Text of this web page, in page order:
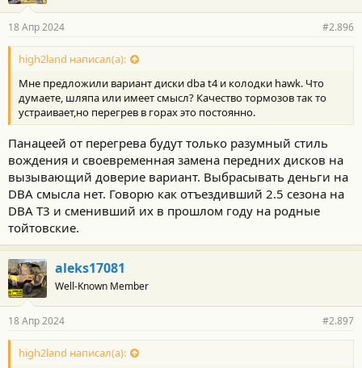
18 Апр 2024 #2.896
high2land написал(а):
Мне предложили вариант диски dba t4 и колодки hawk. Что
думаете, шляпа или имеет смысл? Качество тормозов так то
устраивает,но перегрев в горах это постоянно.
Панацеей от перегрева будут только разумный стиль
вождения и своевременная замена передних дисков на
вызывающий доверие вариант. Выбрасывать деньги на
DBA смысла нет. Говорю как отъездивший 2.5 сезона на
DBA T3 и сменивший их в прошлом году на родные
тойтовские.
aleks17081
Well-Known Member
18 Апр 2024 #2.897
high2land написал(а):